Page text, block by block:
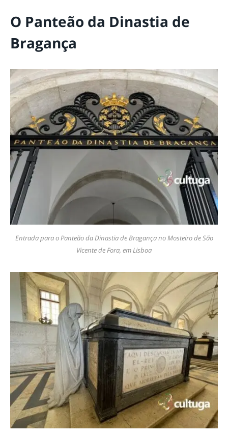
O Panteão da Dinastia de
Bragança
Entrada para o Panteão da Dinastia de Bragança no Mosteiro de São
Vicente de Fora, em Lisboa